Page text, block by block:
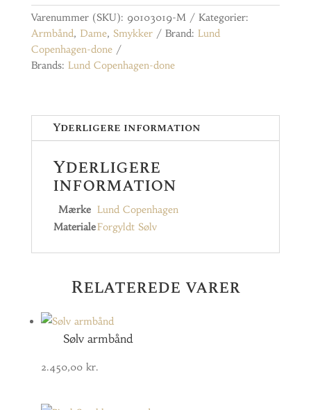
Varenummer (SKU): 90103019-M
Kategorier:
Armbånd, Dame, Smykker Brand: Lund
Copenhagen-done
Brands: Lund Copenhagen-done
Yderligere information
Yderligere
information
Mærke Lund Copenhagen
MaterialeForgyldt Sølv
Relaterede varer
Sølv armbånd
2.450,00 kr.